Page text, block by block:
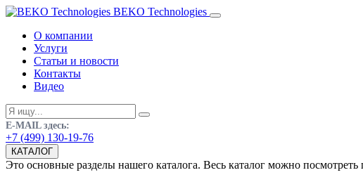
BEKO Technologies
О компании
Услуги
Статьи и новости
Контакты
Видео
E-MAIL здесь:
+7 (499) 130-19-76
КАТАЛОГ
Это основные разделы нашего каталога. Весь каталог можно посмотреть